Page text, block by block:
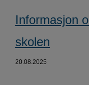
Informasjon
skolen
20.08.2025